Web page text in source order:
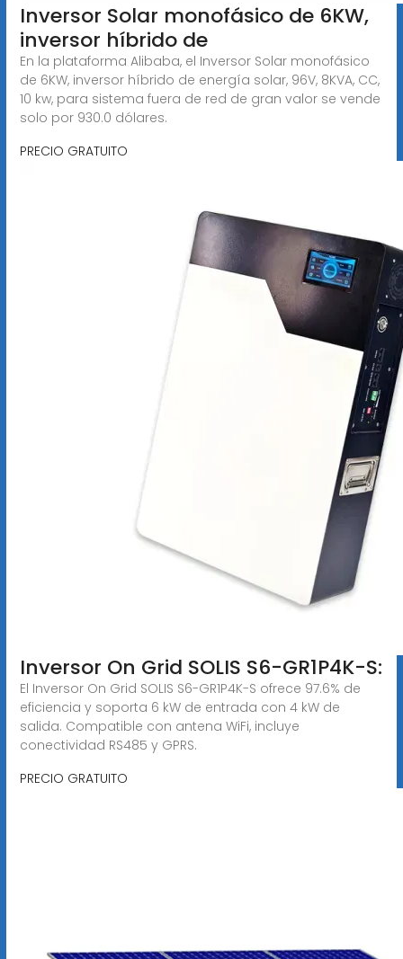
Inversor Solar monofásico de 6KW,
inversor híbrido de
En la plataforma Alibaba, el Inversor Solar monofásico
de 6KW, inversor híbrido de energía solar, 96V, 8KVA, CC,
10 kw, para sistema fuera de red de gran valor se vende
solo por 930.0 dólares.
PRECIO GRATUITO
Inversor On Grid SOLIS S6-GR1P4K-S:
El Inversor On Grid SOLIS S6-GR1P4K-S ofrece 97.6% de
eficiencia y soporta 6 kW de entrada con 4 kW de
salida. Compatible con antena WiFi, incluye
conectividad RS485 y GPRS.
PRECIO GRATUITO